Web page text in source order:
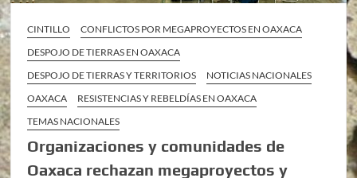
CINTILLO
CONFLICTOS POR MEGAPROYECTOS EN OAXACA
DESPOJO DE TIERRAS EN OAXACA
DESPOJO DE TIERRAS Y TERRITORIOS
NOTICIAS NACIONALES
OAXACA
RESISTENCIAS Y REBELDÍAS EN OAXACA
TEMAS NACIONALES
Organizaciones y comunidades de
Oaxaca rechazan megaproyectos y